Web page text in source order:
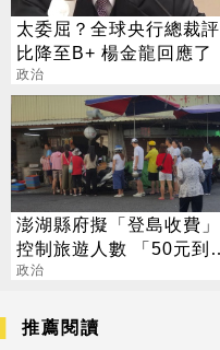
太委屈？全球央行總裁評
比降至B+ 楊金龍回應了
政治
澎湖縣府擬「登島收費」
控制旅遊人數 「50元到
100元」最快111年上路
政治
推薦閱讀